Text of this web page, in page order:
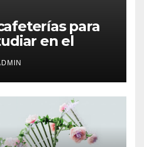
para
en el